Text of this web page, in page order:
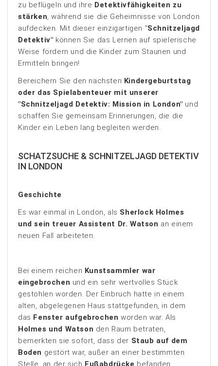
zu beflügeln und ihre Detektivfähigkeiten zu
stärken, während sie die Geheimnisse von London
aufdecken. Mit dieser einzigartigen "Schnitzeljagd
Detektiv" können Sie das Lernen auf spielerische
Weise fördern und die Kinder zum Staunen und
Ermitteln bringen!
Bereichern Sie den nächsten Kindergeburtstag
oder das Spielabenteuer mit unserer
"Schnitzeljagd Detektiv: Mission in London" und
schaffen Sie gemeinsam Erinnerungen, die die
Kinder ein Leben lang begleiten werden.
SCHATZSUCHE & SCHNITZELJAGD DETEKTIV
IN LONDON
Geschichte
Es war einmal in London, als Sherlock Holmes
und sein treuer Assistent Dr. Watson an einem
neuen Fall arbeiteten.
Bei einem reichen Kunstsammler war
eingebrochen und ein sehr wertvolles Stück
gestohlen worden. Der Einbruch hatte in einem
alten, abgelegenen Haus stattgefunden, in dem
das Fenster aufgebrochen worden war. Als
Holmes und Watson den Raum betraten,
bemerkten sie sofort, dass der Staub auf dem
Boden gestört war, außer an einer bestimmten
Stelle, an der sich Fußabdrücke befanden.